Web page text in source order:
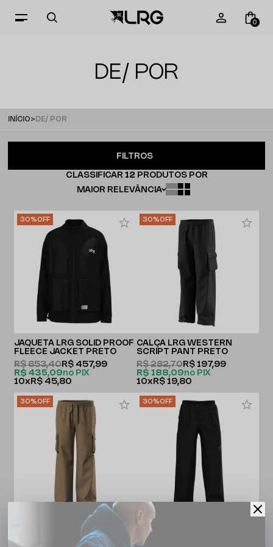
0
DE/ POR
INÍCIO DE/ POR
CLASSIFICAR 12 PRODUTOS POR
MAIOR RELEVÂNCIA
FILTROS
30%OFF
JAQUETA LRG SOLID PROOF
FLEECE JACKET PRETO
R$ 435,09no PIX
R$ 653,40R$ 457,99
10x R$ 45,80
30%OFF
CALÇA LRG WESTERN
SCRIPT PANT PRETO
R$ 188,09no PIX
R$ 282,70R$ 197,99
10x R$ 19,80
30%OFF
CALÇA LRG WESTERN
SCRIPT PANT CAQUI
30%OFF
CALÇA LRG EXTRA LIFTED
NYLON PANT PRETO